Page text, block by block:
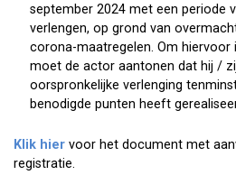
september 2024 met een periode
verlengen, op grond van
corona-maatregelen. Om hiervoor
moet de actor aantonen dat hij /
oorspronkelijke verlenging
benodigde punten heeft
Klik hier voor het document met
registratie.